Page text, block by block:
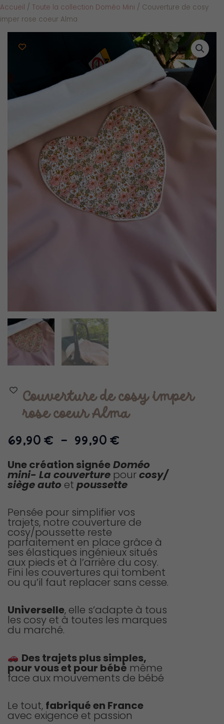
Accueil / Toute la collection Doméo Mini / Couverture de cosy
imper rose coeur Alma
Couverture de cosy imper
rose coeur Alma
69,90 € – 99,90 €Plage
prix :
69,90 €
à
Une création signéeDoméo
mini- La couverture pourcosy/
siège auto et poussette
Pensée pour simplifier vos
trajets, notre couverture de
cosy/poussette reste
parfaitement en place grâce à
ses élastiques ingénieux situés
aux pieds et à l’arrière du cosy.
Fini les couvertures qui tombent
ou qu’il faut replacer sans cesse.
Universelle, elle s’adapte à tous
les cosy et à toutes les marques
du marché.
Des trajets plus simples,
pour vous et pour bébé même
face aux mouvements de bébé
Le tout, fabriqué en France
avec exigence et passion